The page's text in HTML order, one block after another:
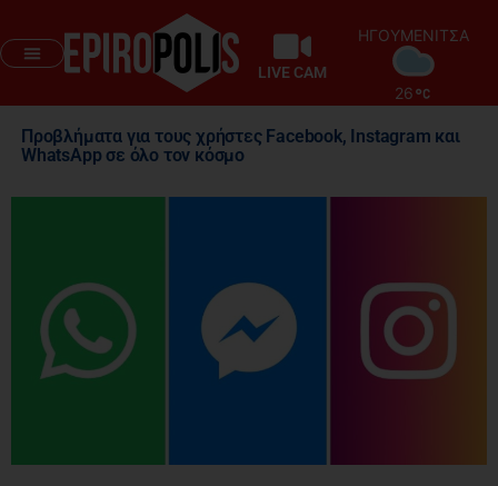
LIVE CAM
ΗΓΟΥΜΕΝΙΤΣΑ
26
Προβλήματα για τους χρήστες Facebook, Instagram και
WhatsApp σε όλο τον κόσμο